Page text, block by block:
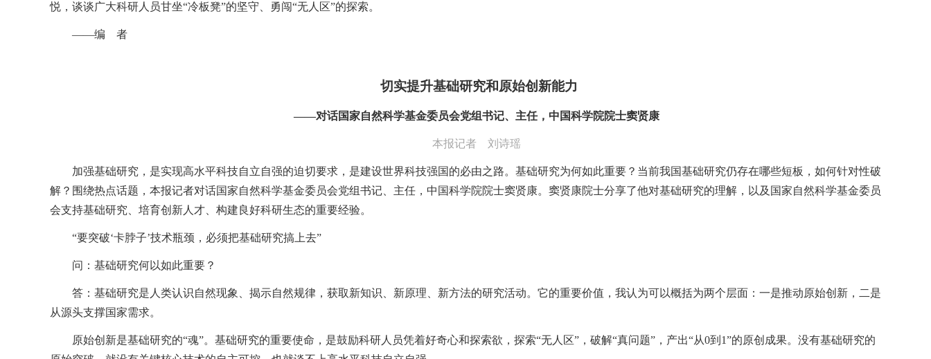
悦，谈谈广大科研人员甘坐“冷板凳”的坚守、勇闯“无人区”的探索。
——编 者
切实提升基础研究和原始创新能力
——对话国家自然科学基金委员会党组书记、主任，中国科学院院士窦贤康
本报记者 刘诗瑶
加强基础研究，是实现高水平科技自立自强的迫切要求，是建设世界科技强国的必由之路。基础研究为何如此重要？当前我国基础研究仍存在哪些短板，如何针对性破
解？围绕热点话题，本报记者对话国家自然科学基金委员会党组书记、主任，中国科学院院士窦贤康。窦贤康院士分享了他对基础研究的理解，以及国家自然科学基金委员
会支持基础研究、培育创新人才、构建良好科研生态的重要经验。
“要突破‘卡脖子’技术瓶颈，必须把基础研究搞上去”
问：基础研究何以如此重要？
答：基础研究是人类认识自然现象、揭示自然规律，获取新知识、新原理、新方法的研究活动。它的重要价值，我认为可以概括为两个层面：一是推动原始创新，二是
从源头支撑国家需求。
原始创新是基础研究的“魂”。基础研究的重要使命，是鼓励科研人员凭着好奇心和探索欲，探索“无人区”，破解“真问题”，产出“从0到1”的原创成果。没有基础研究的